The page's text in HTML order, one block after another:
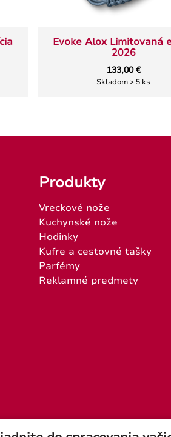
Evoke Alox Limitovaná
2026
133,00 €
Skladom > 5 ks
Produkty
Vreckové nože
Kuchynské nože
Hodinky
Kufre a cestovné tašky
Parfémy
Reklamné predmety